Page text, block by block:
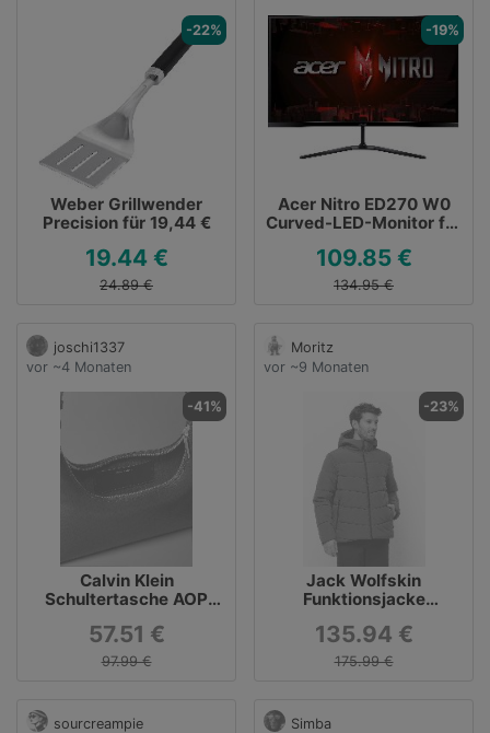
-22%
Weber Grillwender
Precision für 19,44 €
19.44 €
24.89 €
-19%
Acer Nitro ED270 W0
Curved-LED-Monitor für
109.85 €
134.95 €
joschi1337
vor ~4 Monaten
-41%
Calvin Klein
Schultertasche AOP
Henkeltasche,
Handtasche,
Umhängetasche mit CK-
57.51 €
97.99 €
Moritz
vor ~9 Monaten
-23%
Jack Wolfskin
Funktionsjacke
135.94 €
175.99 €
sourcreampie
Simba